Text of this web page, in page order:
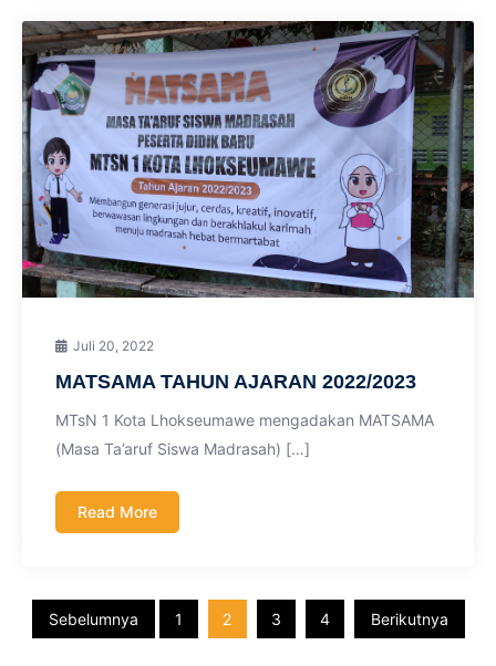
Juli 20, 2022
MATSAMA TAHUN AJARAN 2022/2023
MTsN 1 Kota Lhokseumawe mengadakan MATSAMA
(Masa Ta’aruf Siswa Madrasah) […]
Read More
Paginasi
Sebelumnya 1 2 3 4 Berikutnya